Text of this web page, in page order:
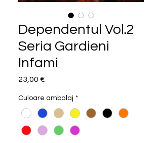
Dependentul Vol.2
Seria Gardieni
Infami
23,00 €
Culoare ambalaj *